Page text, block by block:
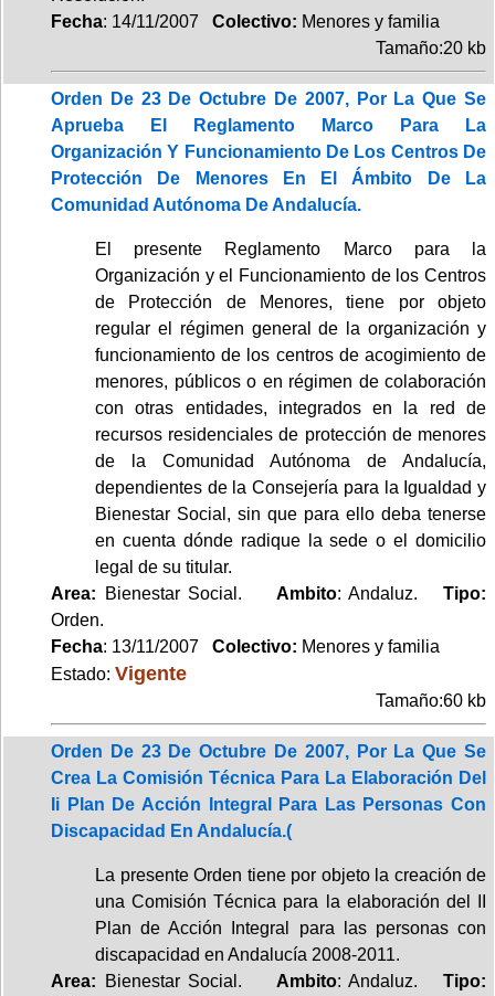
Fecha: 14/11/2007 Colectivo: Menores y familia
Tamaño:20 kb
Orden De 23 De Octubre De 2007, Por La Que Se
Aprueba El Reglamento Marco Para La
Organización Y Funcionamiento De Los Centros De
Protección De Menores En El Ámbito De La
Comunidad Autónoma De Andalucía.
El presente Reglamento Marco para la
Organización y el Funcionamiento de los Centros
de Protección de Menores, tiene por objeto
regular el régimen general de la organización y
funcionamiento de los centros de acogimiento de
menores, públicos o en régimen de colaboración
con otras entidades, integrados en la red de
recursos residenciales de protección de menores
de la Comunidad Autónoma de Andalucía,
dependientes de la Consejería para la Igualdad y
Bienestar Social, sin que para ello deba tenerse
en cuenta dónde radique la sede o el domicilio
legal de su titular.
Area: Bienestar Social. Ambito: Andaluz.Tipo:
Orden.
Fecha: 13/11/2007 Colectivo: Menores y familia
Estado: Vigente
Tamaño:60 kb
Orden De 23 De Octubre De 2007, Por La Que Se
Crea La Comisión Técnica Para La Elaboración Del
Ii Plan De Acción Integral Para Las Personas Con
Discapacidad En Andalucía.(
La presente Orden tiene por objeto la creación de
una Comisión Técnica para la elaboración del II
Plan de Acción Integral para las personas con
discapacidad en Andalucía 2008-2011.
Area: Bienestar Social. Ambito: Andaluz.Tipo: